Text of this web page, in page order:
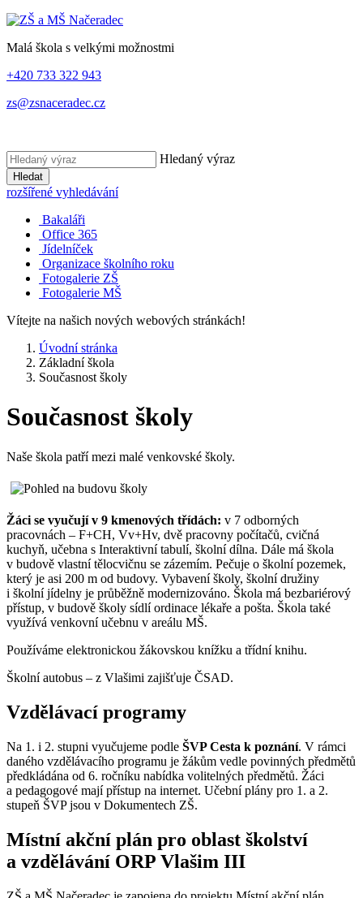
Malá škola s velkými možnostmi
+420 733 322 943
zs@zsnaceradec.cz
Hledaný výraz
Hledat
rozšířené vyhledávání
Bakaláři
Office 365
Jídelníček
Organizace školního roku
Fotogalerie ZŠ
Fotogalerie MŠ
Vítejte na našich nových webových stránkách!
Úvodní stránka
Základní škola
Současnost školy
Současnost školy
Naše škola patří mezi malé venkovské školy.
Žáci se vyučují v 9 kmenových třídách: v 7 odborných
pracovnách – F+CH, Vv+Hv, dvě pracovny počítačů, cvičná
kuchyň, učebna s Interaktivní tabulí, školní dílna. Dále má škola
v budově vlastní tělocvičnu se zázemím. Pečuje o školní pozemek,
který je asi 200 m od budovy. Vybavení školy, školní družiny
i školní jídelny je průběžně modernizováno. Škola má bezbariérový
přístup, v budově školy sídlí ordinace lékaře a pošta. Škola také
využívá venkovní učebnu v areálu MŠ.
Používáme elektronickou žákovskou knížku a třídní knihu.
Školní autobus – z Vlašimi zajišťuje ČSAD.
Vzdělávací programy
Na 1. i 2. stupni vyučujeme podle ŠVP Cesta k poznání. V rámci
daného vzdělávacího programu je žákům vedle povinných předmětů
předkládána od 6. ročníku nabídka volitelných předmětů. Žáci
a pedagogové mají přístup na internet. Učební plány pro 1. a 2.
stupeň ŠVP jsou v Dokumentech ZŠ.
Místní akční plán pro oblast školství
a vzdělávání ORP Vlašim III